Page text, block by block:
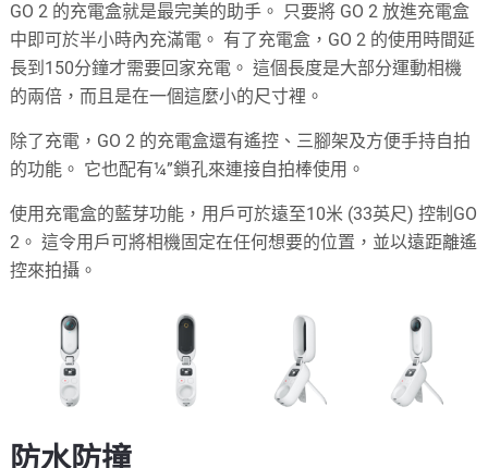
GO 2 的充電盒就是最完美的助手。 只要將 GO 2 放進充電盒
中即可於半小時內充滿電。 有了充電盒，GO 2 的使用時間延
長到150分鐘才需要回家充電。 這個長度是大部分運動相機
的兩倍，而且是在一個這麼小的尺寸裡。
除了充電，GO 2 的充電盒還有遙控、三腳架及方便手持自拍
的功能。 它也配有¼”鎖孔來連接自拍棒使用。
使用充電盒的藍芽功能，用戶可於遠至10米 (33英尺) 控制GO
2。 這令用戶可將相機固定在任何想要的位置，並以遠距離遙
控來拍攝。
防水防撞